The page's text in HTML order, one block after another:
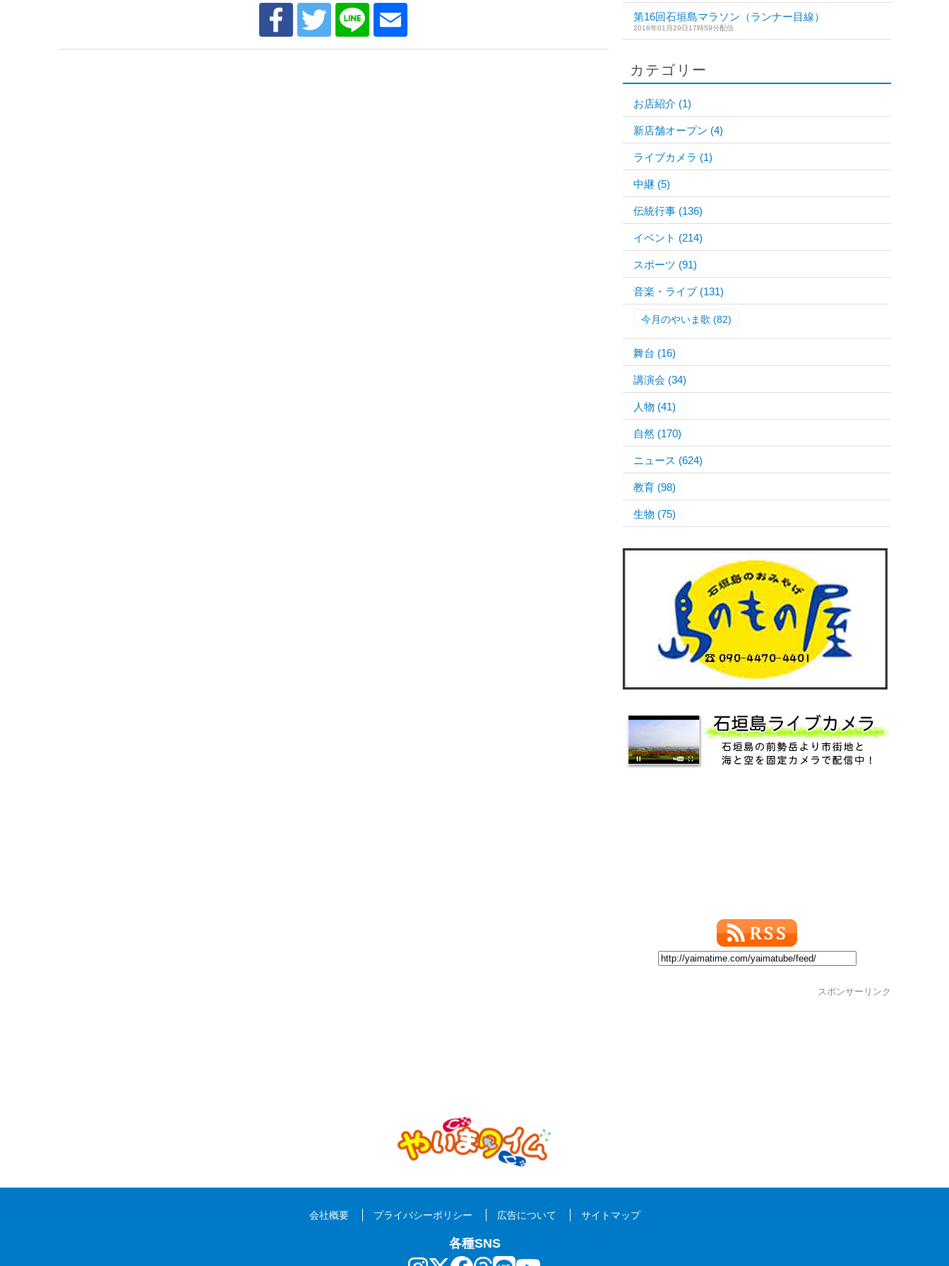
第16回石垣島マラソン（ランナー目線）
2018年01月29日17時59分配信
カテゴリー
お店紹介 (1)
新店舗オープン (4)
ライブカメラ (1)
中継 (5)
伝統行事 (136)
イベント (214)
スポーツ (91)
音楽・ライブ (131)
今月のやいま歌 (82)
舞台 (16)
講演会 (34)
人物 (41)
自然 (170)
ニュース (624)
教育 (98)
生物 (75)
スポンサーリンク
会社概要 プライバシーポリシー 広告について サイトマップ
各種SNS